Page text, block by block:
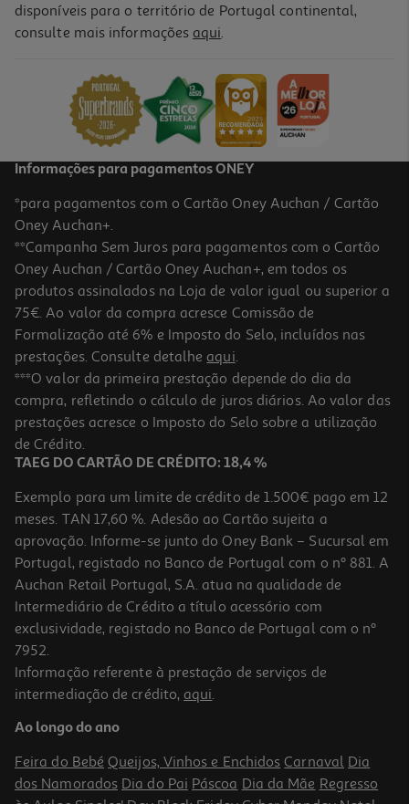
Pão De Forma Shape 400g
disponíveis para o território de Portugal continental,
consulte mais informações aqui.
Informações para pagamentos ONEY
*para pagamentos com o Cartão Oney Auchan / Cartão
Oney Auchan+.
**Campanha Sem Juros para pagamentos com o Cartão
Oney Auchan / Cartão Oney Auchan+, em todos os
produtos assinalados na Loja de valor igual ou superior a
75€. Ao valor da compra acresce Comissão de
Formalização até 6% e Imposto do Selo, incluídos nas
prestações. Consulte detalhe aqui.
***O valor da primeira prestação depende do dia da
compra, refletindo o cálculo de juros diários. Ao valor das
prestações acresce o Imposto do Selo sobre a utilização
de Crédito.
TAEG DO CARTÃO DE CRÉDITO: 18,4 %
Exemplo para um limite de crédito de 1.500€ pago em 12
meses. TAN 17,60 %. Adesão ao Cartão sujeita a
aprovação. Informe-se junto do Oney Bank – Sucursal em
Portugal, registado no Banco de Portugal com o nº 881. A
Auchan Retail Portugal, S.A. atua na qualidade de
Intermediário de Crédito a título acessório com
exclusividade, registado no Banco de Portugal com o nº
7952.
Informação referente à prestação de serviços de
intermediação de crédito, aqui.
Ao longo do ano
Feira do Bebé Queijos, Vinhos e Enchidos Carnaval Dia
dos Namorados Dia do Pai Páscoa Dia da Mãe Regresso